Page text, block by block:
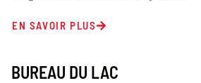
EN SAVOIR PLUS
BUREAU DU LAC